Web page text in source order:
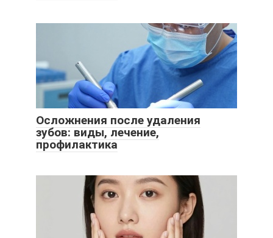
Осложнения после удаления
зубов: виды, лечение,
профилактика